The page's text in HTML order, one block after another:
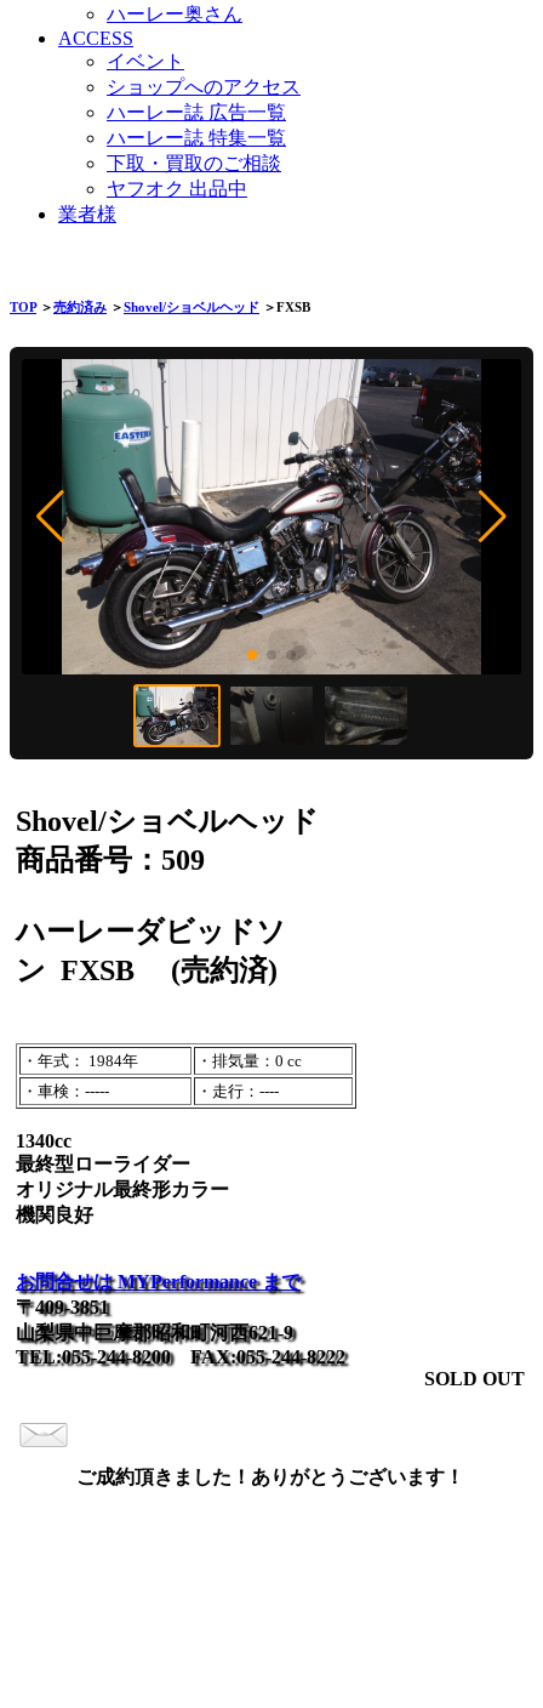
ハーレー奥さん
ACCESS
イベント
ショップへのアクセス
ハーレー誌 広告一覧
ハーレー誌 特集一覧
下取・買取のご相談
ヤフオク 出品中
業者様
TOP＞売約済み ＞Shovel/ショベルヘッド ＞FXSB
Shovel/ショベルヘッド
商品番号：509
ハーレーダビッドソ
ン FXSB (売約済)
・年式： 1984年
・排気量：0 cc
・車検：-----
・走行：----
1340cc
最終型ローライダー
オリジナル最終形カラー
機関良好
お問合せは MYPerformance まで
〒409-3851
山梨県中巨摩郡昭和町河西621-9
TEL:055-244-8200 FAX:055-244-8222
SOLD OUT
ご成約頂きました！ありがとうございます！